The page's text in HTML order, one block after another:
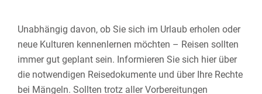
Unabhängig davon, ob Sie sich im Urlaub erholen oder
neue Kulturen kennenlernen möchten – Reisen sollten
immer gut geplant sein. Informieren Sie sich hier über
die notwendigen Reisedokumente und über Ihre Rechte
bei Mängeln. Sollten trotz aller Vorbereitungen